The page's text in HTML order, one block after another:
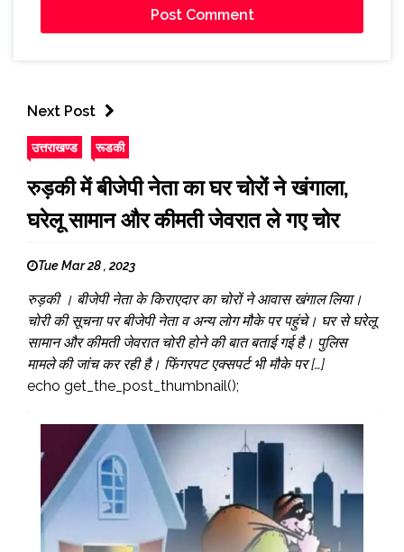
Next Post
उत्तराखण्ड रूडकी
रुड़की में बीजेपी नेता का घर चोरों ने खंगाला,
घरेलू सामान और कीमती जेवरात ले गए चोर
Tue Mar 28 , 2023
रुड़की । बीजेपी नेता के किराएदार का चोरों ने आवास खंगाल लिया।
चोरी की सूचना पर बीजेपी नेता व अन्य लोग मौके पर पहुंचे। घर से घरेलू
सामान और कीमती जेवरात चोरी होने की बात बताई गई है। पुलिस
मामले की जांच कर रही है। फिंगरपट एक्सपर्ट भी मौके पर […]
echo get_the_post_thumbnail();